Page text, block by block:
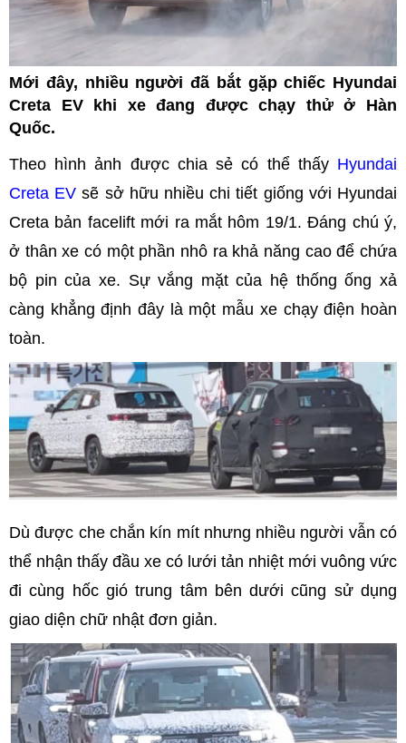
Mới đây, nhiều người đã bắt gặp chiếc Hyundai
Creta EV khi xe đang được chạy thử ở Hàn
Quốc.
Theo hình ảnh được chia sẻ có thể thấyHyundai
Creta EV sẽ sở hữu nhiều chi tiết giống với Hyundai
Creta bản facelift mới ra mắt hôm 19/1. Đáng chú ý,
ở thân xe có một phần nhô ra khả năng cao để chứa
bộ pin của xe. Sự vắng mặt của hệ thống ống xả
càng khẳng định đây là một mẫu xe chạy điện hoàn
toàn.
Dù được che chắn kín mít nhưng nhiều người vẫn có
thể nhận thấy đầu xe có lưới tản nhiệt mới vuông vức
đi cùng hốc gió trung tâm bên dưới cũng sử dụng
giao diện chữ nhật đơn giản.